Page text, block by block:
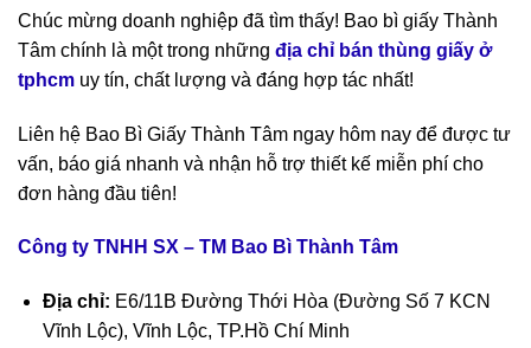
Chúc mừng doanh nghiệp đã tìm thấy! Bao bì giấy Thành
Tâm chính là một trong những địa chỉ bán thùng giấy ở
tphcm uy tín, chất lượng và đáng hợp tác nhất!
Liên hệ Bao Bì Giấy Thành Tâm ngay hôm nay để được tư
vấn, báo giá nhanh và nhận hỗ trợ thiết kế miễn phí cho
đơn hàng đầu tiên!
Công ty TNHH SX – TM Bao Bì Thành Tâm
Địa chỉ: E6/11B Đường Thới Hòa (Đường Số 7 KCN
Vĩnh Lộc), Vĩnh Lộc, TP.Hồ Chí Minh